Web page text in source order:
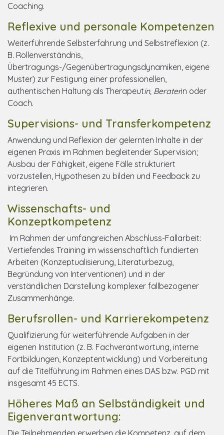
Coaching.
Reflexive und personale Kompetenzen
Weiterführende Selbsterfahrung und Selbstreflexion (z.
B. Rollenverständnis,
Übertragungs-/Gegenübertragungsdynamiken, eigene
Muster) zur Festigung einer professionellen,
authentischen Haltung als Therapeutin, Beraterin oder
Coach.
Supervisions- und Transferkompetenz
Anwendung und Reflexion der gelernten Inhalte in der
eigenen Praxis im Rahmen begleitender Supervision;
Ausbau der Fähigkeit, eigene Fälle strukturiert
vorzustellen, Hypothesen zu bilden und Feedback zu
integrieren.
Wissenschafts- und
Konzeptkompetenz
Im Rahmen der umfangreichen Abschluss-Fallarbeit:
Vertiefendes Training im wissenschaftlich fundierten
Arbeiten (Konzeptualisierung, Literaturbezug,
Begründung von Interventionen) und in der
verständlichen Darstellung komplexer fallbezogener
Zusammenhänge.
Berufsrollen- und Karrierekompetenz
Qualifizierung für weiterführende Aufgaben in der
eigenen Institution (z. B. Fachverantwortung, interne
Fortbildungen, Konzeptentwicklung) und Vorbereitung
auf die Titelführung im Rahmen eines DAS bzw. PGD mit
insgesamt 45 ECTS.
Höheres Maß an Selbständigkeit und
Eigenverantwortung:
Die Teilnehmenden erwerben die Kompetenz, auf dem